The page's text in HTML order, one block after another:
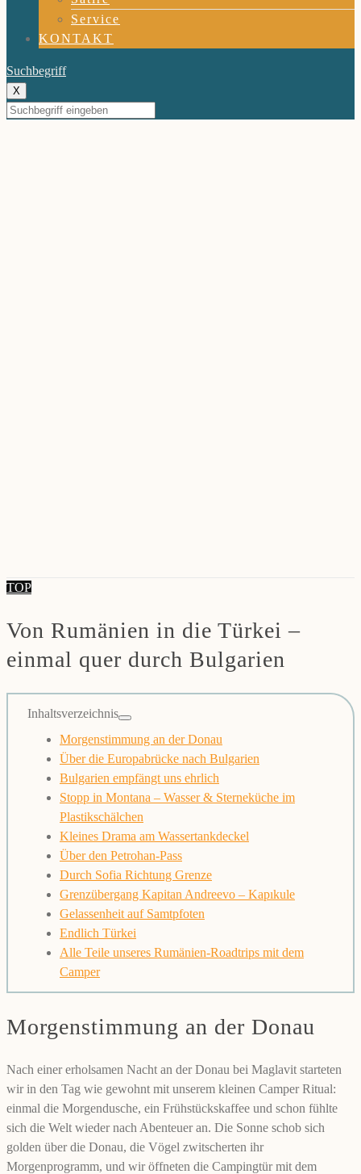
Service
KONTAKT
Suchbegriff
X
TOP
Von Rumänien in die Türkei –
einmal quer durch Bulgarien
Inhaltsverzeichnis
Morgenstimmung an der Donau
Über die Europabrücke nach Bulgarien
Bulgarien empfängt uns ehrlich
Stopp in Montana – Wasser & Sterneküche im
Plastikschälchen
Kleines Drama am Wassertankdeckel
Über den Petrohan-Pass
Durch Sofia Richtung Grenze
Grenzübergang Kapitan Andreevo – Kapıkule
Gelassenheit auf Samtpfoten
Endlich Türkei
Alle Teile unseres Rumänien-Roadtrips mit dem
Camper
Morgenstimmung an der Donau
Nach einer erholsamen Nacht an der Donau bei Maglavit starteten
wir in den Tag wie gewohnt mit unserem kleinen Camper Ritual:
einmal die Morgendusche, ein Frühstückskaffee und schon fühlte
sich die Welt wieder nach Abenteuer an. Die Sonne schob sich
golden über die Donau, die Vögel zwitscherten ihr
Morgenprogramm, und wir öffneten die Campingtür mit dem